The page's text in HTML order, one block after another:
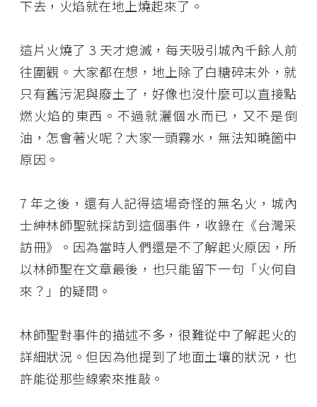
下去，火焰就在地上燒起來了。
這片火燒了 3 天才熄滅，每天吸引城內千餘人前
往圍觀。大家都在想，地上除了白糖碎末外，就
只有舊污泥與廢土了，好像也沒什麼可以直接點
燃火焰的東西。不過就灑個水而已，又不是倒
油，怎會著火呢？大家一頭霧水，無法知曉箇中
原因。
7 年之後，還有人記得這場奇怪的無名火，城內
士紳林師聖就採訪到這個事件，收錄在《台灣采
訪冊》。因為當時人們還是不了解起火原因，所
以林師聖在文章最後，也只能留下一句「火何自
來？」的疑問。
林師聖對事件的描述不多，很難從中了解起火的
詳細狀況。但因為他提到了地面土壤的狀況，也
許能從那些線索來推敲。